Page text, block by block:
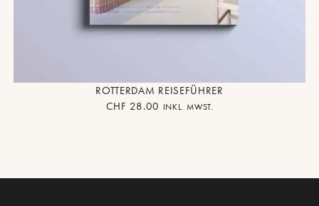
ROTTERDAM REISEFÜHRER
CHF 28.00 INKL. MWST.